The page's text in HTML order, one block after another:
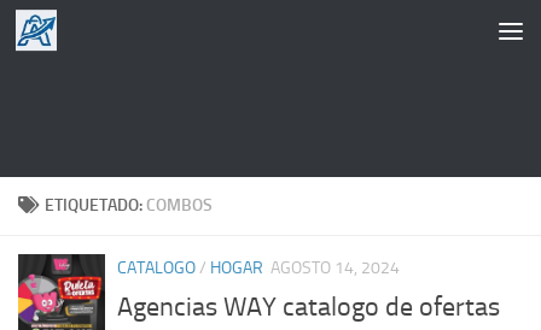
Saltar al contenido
ETIQUETADO: COMBOS
CATALOGO/ HOGAR AGOSTO 14, 2024
Agencias WAY catalogo de ofertas